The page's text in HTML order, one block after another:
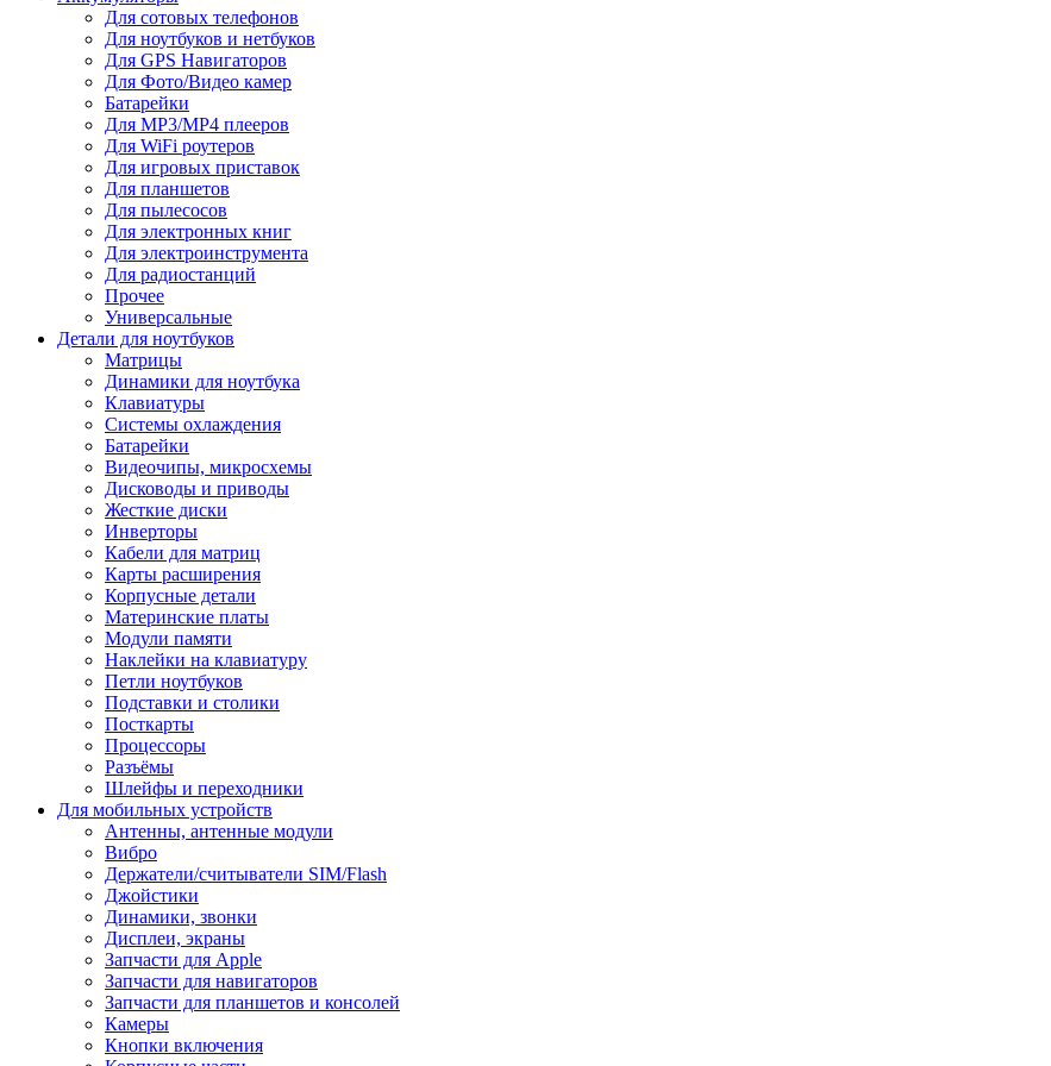
Для сотовых телефонов
Для ноутбуков и нетбуков
Для GPS Навигаторов
Для Фото/Видео камер
Батарейки
Для MP3/MP4 плееров
Для WiFi роутеров
Для игровых приставок
Для планшетов
Для пылесосов
Для электронных книг
Для электроинструмента
Для радиостанций
Прочее
Универсальные
Детали для ноутбуков
Матрицы
Динамики для ноутбука
Клавиатуры
Системы охлаждения
Батарейки
Видеочипы, микросхемы
Дисководы и приводы
Жесткие диски
Инверторы
Кабели для матриц
Карты расширения
Корпусные детали
Материнские платы
Модули памяти
Наклейки на клавиатуру
Петли ноутбуков
Подставки и столики
Посткарты
Процессоры
Разъёмы
Шлейфы и переходники
Для мобильных устройств
Антенны, антенные модули
Вибро
Держатели/считыватели SIM/Flash
Джойстики
Динамики, звонки
Дисплеи, экраны
Запчасти для Apple
Запчасти для навигаторов
Запчасти для планшетов и консолей
Камеры
Кнопки включения